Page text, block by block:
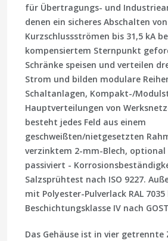
für Übertragungs- und
denen ein sicheres Abschalten von
Kurzschlussströmen bis 31,5 kA
kompensiertem Sternpunkt
Schränke speisen und verteilen
Strom und bilden modulare
Schaltanlagen, Kompakt-/
Hauptverteilungen von
besteht jedes Feld aus einem
geschweißten/nietgesetzten
verzinktem 2-mm-Blech, optional
passiviert -
Salzsprühtest nach ISO 9227.
mit Polyester-Pulverlack RAL
Beschichtungsklasse IV nach
Das Gehäuse ist in vier